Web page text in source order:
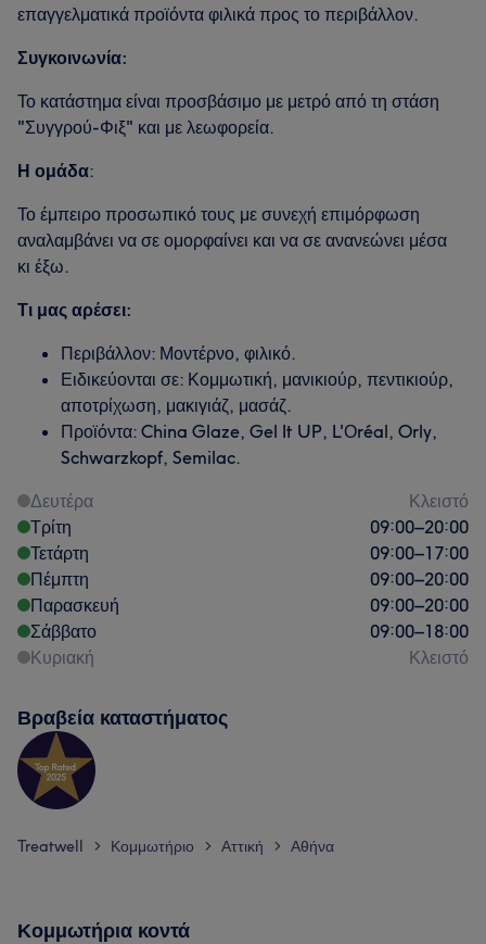
επαγγελματικά προϊόντα φιλικά προς το περιβάλλον.
Συγκοινωνία:
Το κατάστημα είναι προσβάσιμο με μετρό από τη στάση
"Συγγρού-Φιξ" και με λεωφορεία.
Η ομάδα:
Το έμπειρο προσωπικό τους με συνεχή επιμόρφωση
αναλαμβάνει να σε ομορφαίνει και να σε ανανεώνει μέσα
κι έξω.
Τι μας αρέσει:
Περιβάλλον: Μοντέρνο, φιλικό.
Ειδικεύονται σε: Κομμωτική, μανικιούρ, πεντικιούρ,
αποτρίχωση, μακιγιάζ, μασάζ.
Προϊόντα: China Glaze, Gel It UP, L'Οréal, Orly,
Schwarzkopf, Semilac.
Δευτέρα
Κλειστό
Τρίτη
09:00–20:00
Τετάρτη
09:00–17:00
Πέμπτη
09:00–20:00
Παρασκευή
09:00–20:00
Σάββατο
09:00–18:00
Κυριακή
Κλειστό
Βραβεία καταστήματος
Treatwell > Κομμωτήριο > Αττική > Αθήνα
Κομμωτήρια κοντά